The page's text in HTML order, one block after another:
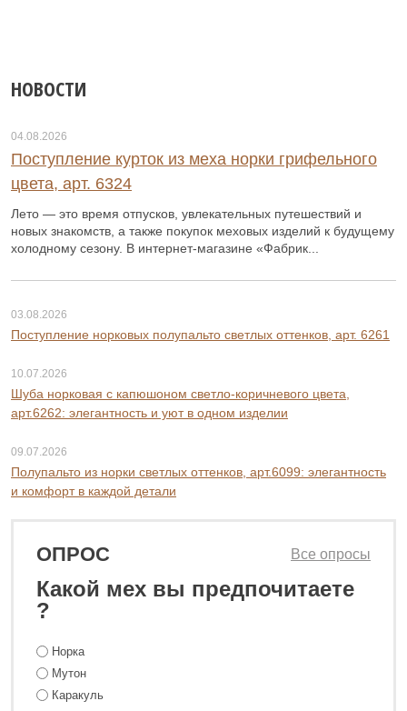
НОВОСТИ
04.08.2026
Поступление курток из меха норки грифельного
цвета, арт. 6324
Лето — это время отпусков, увлекательных путешествий и
новых знакомств, а также покупок меховых изделий к будущему
холодному сезону. В интернет-магазине «Фабрик...
03.08.2026
Поступление норковых полупальто светлых оттенков, арт. 6261
10.07.2026
Шуба норковая с капюшоном светло-коричневого цвета,
арт.6262: элегантность и уют в одном изделии
09.07.2026
Полупальто из норки светлых оттенков, арт.6099: элегантность
и комфорт в каждой детали
ОПРОС
Какой мех вы предпочитаете
?
Все опросы
Норка
Мутон
Каракуль